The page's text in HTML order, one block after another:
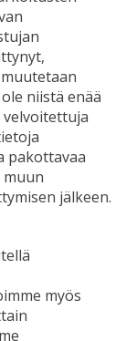
niistä enää
pakottavaa
muun
jälkeen.
myös